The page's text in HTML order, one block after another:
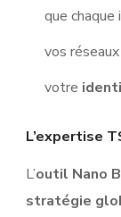
que
vos
votre
L’expertise
L’outil Nano
stratégie